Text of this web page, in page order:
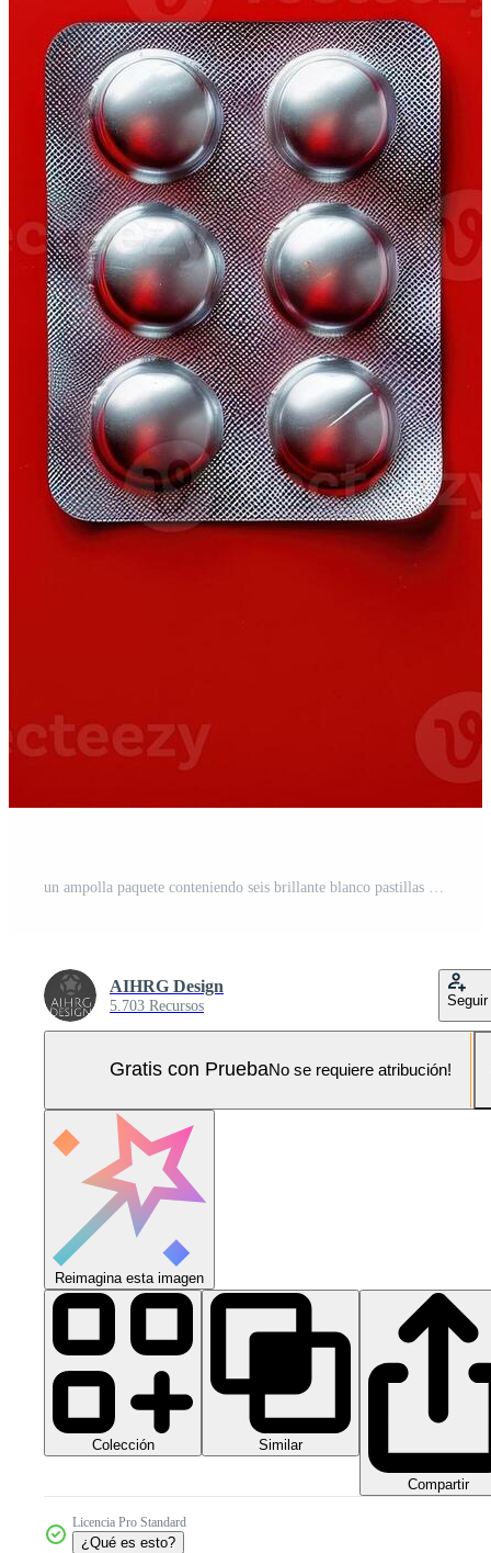
AIHRG Design
5.703 Recursos Seguir
Gratis con PruebaNo se requiere atribución!
Reimagina esta imagen
Colección Similar
Compartir
Licencia Pro Standard
¿Qué es esto?